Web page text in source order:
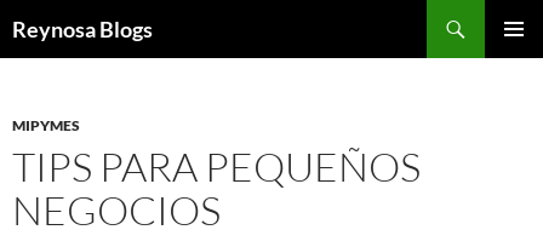
Reynosa Blogs
MIPYMES
TIPS PARA PEQUEÑOS
NEGOCIOS